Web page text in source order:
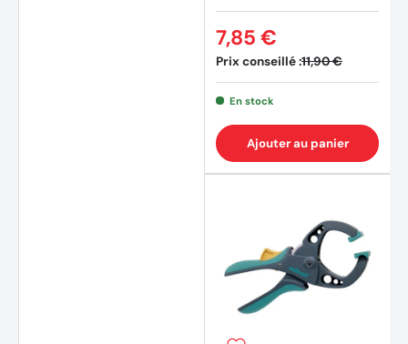
Prix conseillé :11,90 €
7,85 €
En stock
Ajouter au panier